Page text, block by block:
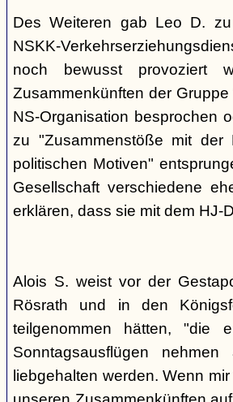
Des Weiteren gab Leo D.
NSKK-
noch bewusst provoziert
Zusammenkünften der
NS-Organisation besprochen
zu "Zusammenstöße mit
politischen Motiven"
Gesellschaft verschiedene
erklären, dass sie mit dem HJ-
Alois S. weist vor der
Rösrath und in den
teilgenommen hätten, "die
Sonntagsausflügen
liebgehalten werden. Wenn